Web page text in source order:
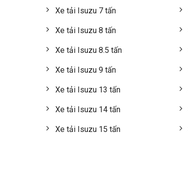
Xe tải Isuzu 7 tấn
Xe tải Isuzu 8 tấn
Xe tải Isuzu 8.5 tấn
Xe tải Isuzu 9 tấn
Xe tải Isuzu 13 tấn
Xe tải Isuzu 14 tấn
Xe tải Isuzu 15 tấn